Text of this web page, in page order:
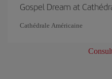
Gospel Dream at
Cathédrale Américaine